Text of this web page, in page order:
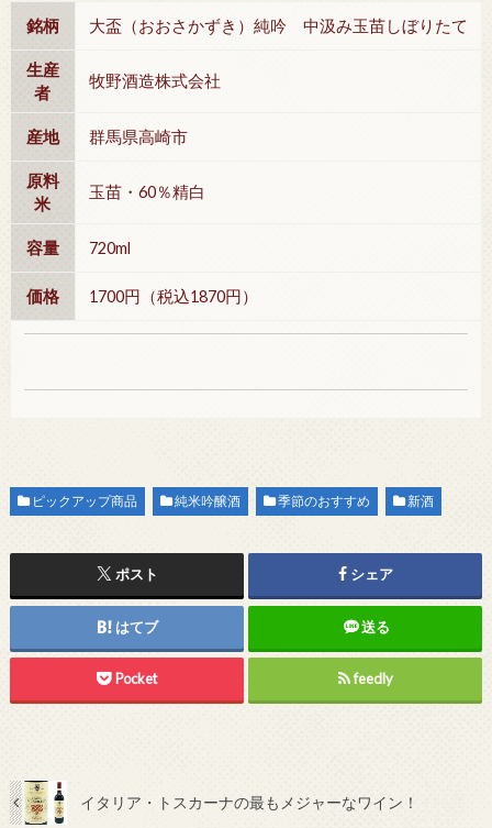
銘柄 大盃（おおさかずき）純吟 中汲み玉苗しぼりたて
生産
者
牧野酒造株式会社
産地 群馬県高崎市
原料
米
玉苗・60％精白
容量 720ml
価格 1700円（税込1870円）
ピックアップ商品 純米吟醸酒 季節のおすすめ 新酒
ポスト シェア
はてブ 送る
Pocket feedly
イタリア・トスカーナの最もメジャーなワイン！